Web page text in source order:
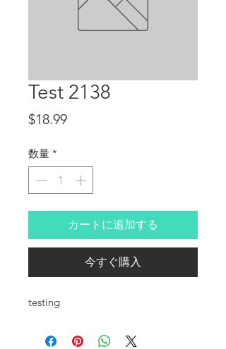
Test 2138
$18.99価格
数量 *
カートに追加する
今すぐ購入
testing